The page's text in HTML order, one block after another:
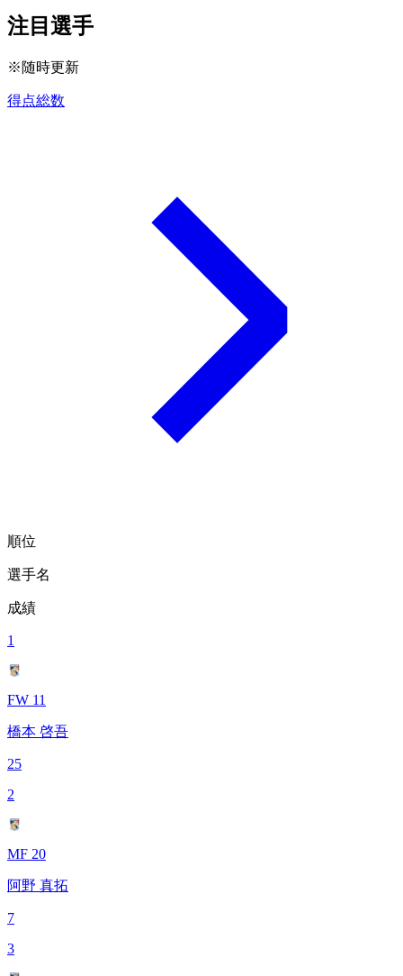
注目選手
※随時更新
得点総数
順位
選手名
成績
1
FW 11
橋本 啓吾
25
2
MF 20
阿野 真拓
7
3